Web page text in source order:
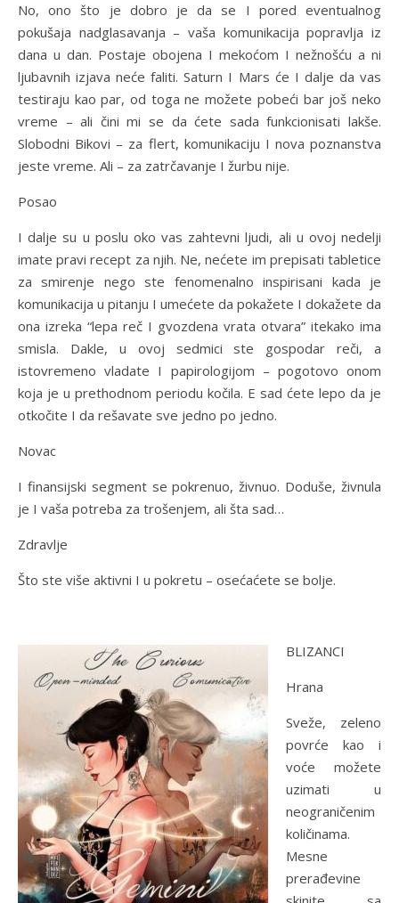
No, ono što je dobro je da se I pored eventualnog
pokušaja nadglasavanja – vaša komunikacija popravlja iz
dana u dan. Postaje obojena I mekoćom I nežnošću a ni
ljubavnih izjava neće faliti. Saturn I Mars će I dalje da vas
testiraju kao par, od toga ne možete pobeći bar još neko
vreme – ali čini mi se da ćete sada funkcionisati lakše.
Slobodni Bikovi – za flert, komunikaciju I nova poznanstva
jeste vreme. Ali – za zatrčavanje I žurbu nije.
Posao
I dalje su u poslu oko vas zahtevni ljudi, ali u ovoj nedelji
imate pravi recept za njih. Ne, nećete im prepisati tabletice
za smirenje nego ste fenomenalno inspirisani kada je
komunikacija u pitanju I umećete da pokažete I dokažete da
ona izreka “lepa reč I gvozdena vrata otvara” itekako ima
smisla. Dakle, u ovoj sedmici ste gospodar reči, a
istovremeno vladate I papirologijom – pogotovo onom
koja je u prethodnom periodu kočila. E sad ćete lepo da je
otkočite I da rešavate sve jedno po jedno.
Novac
I finansijski segment se pokrenuo, živnuo. Doduše, živnula
je I vaša potreba za trošenjem, ali šta sad…
Zdravlje
Što ste više aktivni I u pokretu – osećaćete se bolje.
BLIZANCI
Hrana
Sveže, zeleno
povrće kao i
voće možete
uzimati u
neograničenim
količinama.
Mesne
prerađevine